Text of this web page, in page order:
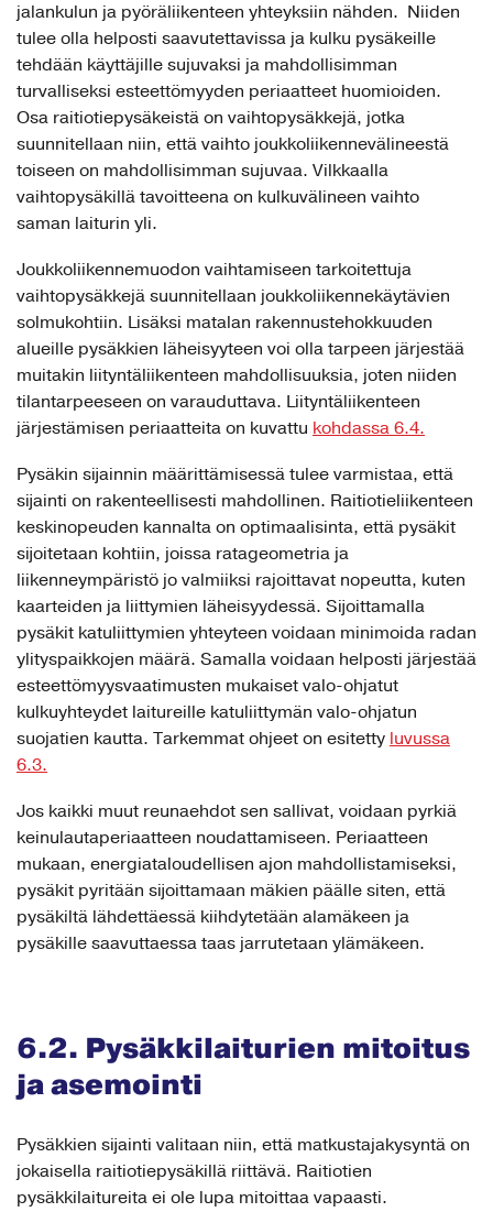
jalankulun ja pyöräliikenteen yhteyksiin nähden. Niiden
tulee olla helposti saavutettavissa ja kulku pysäkeille
tehdään käyttäjille sujuvaksi ja mahdollisimman
turvalliseksi esteettömyyden periaatteet huomioiden.
Osa raitiotiepysäkeistä on vaihtopysäkkejä, jotka
suunnitellaan niin, että vaihto joukkoliikennevälineestä
toiseen on mahdollisimman sujuvaa. Vilkkaalla
vaihtopysäkillä tavoitteena on kulkuvälineen vaihto
saman laiturin yli.
Joukkoliikennemuodon vaihtamiseen tarkoitettuja
vaihtopysäkkejä suunnitellaan joukkoliikennekäytävien
solmukohtiin. Lisäksi matalan rakennustehokkuuden
alueille pysäkkien läheisyyteen voi olla tarpeen järjestää
muitakin liityntäliikenteen mahdollisuuksia, joten niiden
tilantarpeeseen on varauduttava. Liityntäliikenteen
järjestämisen periaatteita on kuvattu kohdassa 6.4.
Pysäkin sijainnin määrittämisessä tulee varmistaa, että
sijainti on rakenteellisesti mahdollinen. Raitiotieliikenteen
keskinopeuden kannalta on optimaalisinta, että pysäkit
sijoitetaan kohtiin, joissa ratageometria ja
liikenneympäristö jo valmiiksi rajoittavat nopeutta, kuten
kaarteiden ja liittymien läheisyydessä. Sijoittamalla
pysäkit katuliittymien yhteyteen voidaan minimoida radan
ylityspaikkojen määrä. Samalla voidaan helposti järjestää
esteettömyysvaatimusten mukaiset valo-ohjatut
kulkuyhteydet laitureille katuliittymän valo-ohjatun
suojatien kautta. Tarkemmat ohjeet on esitetty luvussa
6.3.
Jos kaikki muut reunaehdot sen sallivat, voidaan pyrkiä
keinulautaperiaatteen noudattamiseen. Periaatteen
mukaan, energiataloudellisen ajon mahdollistamiseksi,
pysäkit pyritään sijoittamaan mäkien päälle siten, että
pysäkiltä lähdettäessä kiihdytetään alamäkeen ja
pysäkille saavuttaessa taas jarrutetaan ylämäkeen.
6.2. Pysäkkilaiturien mitoitus
ja asemointi
Pysäkkien sijainti valitaan niin, että matkustajakysyntä on
jokaisella raitiotiepysäkillä riittävä. Raitiotien
pysäkkilaitureita ei ole lupa mitoittaa vapaasti.